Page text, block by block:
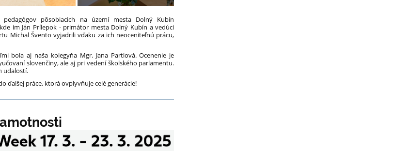
pedagógov pôsobiacich na území mesta Dolný Kubín
im Ján Prílepok - primátor mesta Dolný Kubín a vedúci
Michal Švento vyjadrili vďaku za ich neoceniteľnú prácu,
bola aj naša kolegyňa Mgr. Jana Partlová. Ocenenie je
slovenčiny, ale aj pri vedení školského parlamentu.
udalostí.
ďalšej práce, ktorá ovplyvňuje celé generácie!